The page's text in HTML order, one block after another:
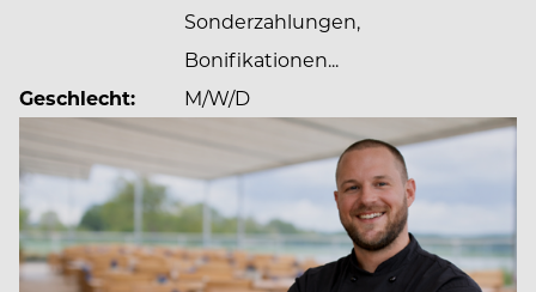
mit Wellness und Fitness und vieles mehr. Für das
kulinarische Erlebnis sorgen unzählige Restaurants,
Die Weissenhäuser Strand Crew zählt mittlerweile
über 600 Crewmitglieder und setzt sich zusammen
aus Voll- und Teilzeitangestellten, Azubis,
Studenten und Minijobber. Werden auch Sie Teil
eines internationalen Teams und freue Sie sich auf
Sonderzahlungen,
Bonifikationen...
Geschlecht:
M/W/D